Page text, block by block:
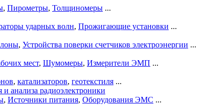
, Пирометры, Толщиномеры ...
ударных волн, Прожигающие установки ...
, Устройства поверки счетчиков электроэнергии ...
мест, Шумомеры, Измерители ЭМП ...
, катализаторов, геотекстиля ...
анализа радиоэлектроники
, Источники питания, Оборудования ЭМС ...